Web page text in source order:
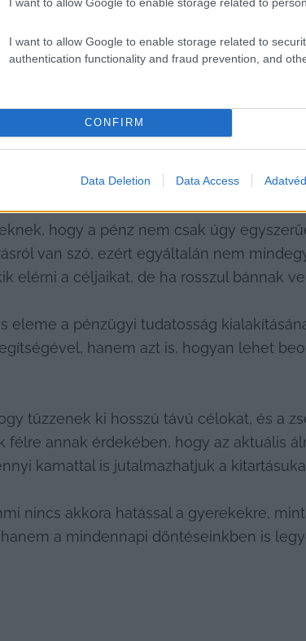
I want to allow Google to enable storage related to
authentication functionality and fraud prevention, and
CONFIRM
Data Deletion Data Access
ami remek lehetőség arra, hogy
is használunk.
arra viszont figyeljünk, hogy mindig
be őt az anyagiak világába.
érdemes bevonni őket a családi
terveket vagy éppen a havi
hogy a pénz nem csak úgy
van szó, ezért egyáltalán nem
elérni a céljaikat, de ha rosszul bánnak
eleme a pénzügyi tudatosság
hanem azt is, hogyan lehet
tűzzenek ki hosszú távú célokat, és a
félre annak érdekében, hogy az aktuális
kamattal is jutalmazhatjuk a
nincs akkora hatással a gyerekekre,
a mindennapi döntéseinkben is